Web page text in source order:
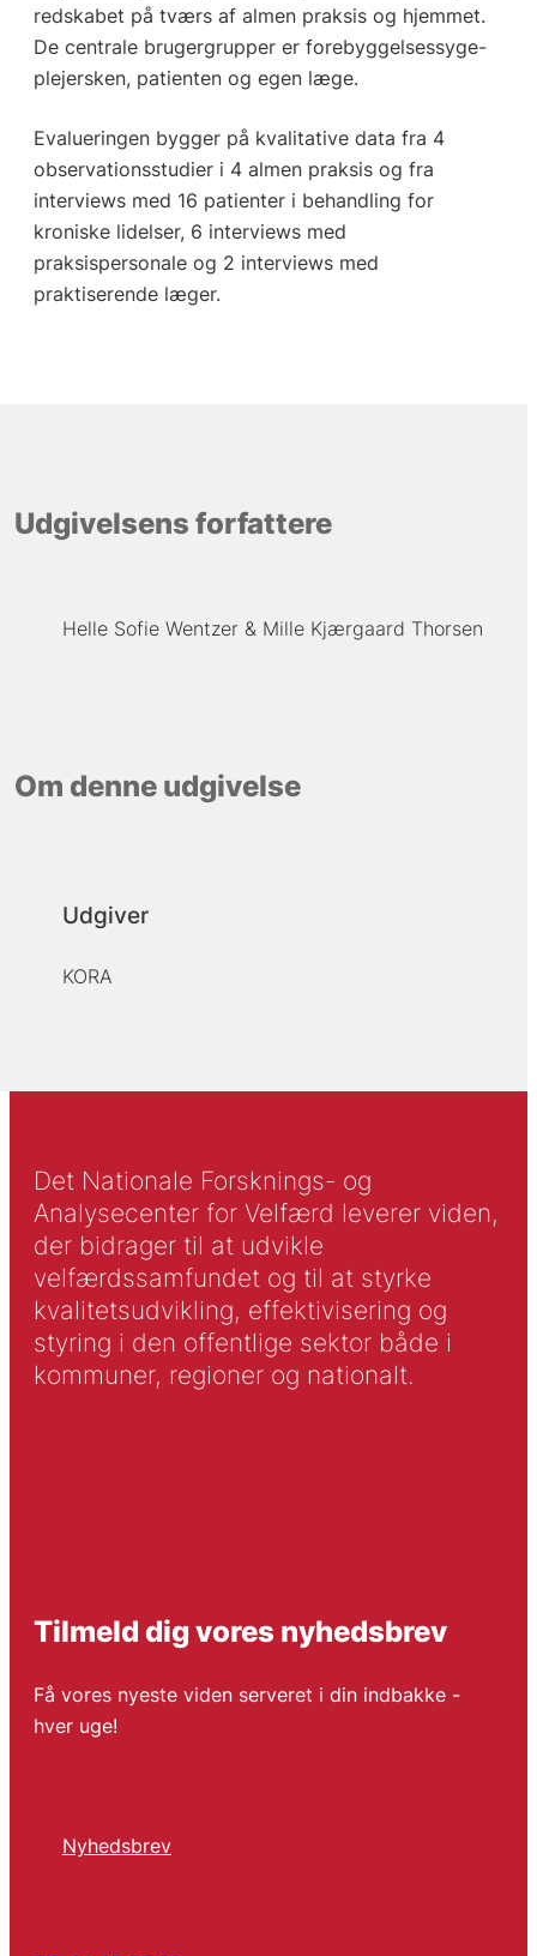
redskabet på tværs af almen praksis og hjemmet.
De centrale brugergrupper er forebyggelsessyge-
plejersken, patienten og egen læge.
Evalueringen bygger på kvalitative data fra 4
observationsstudier i 4 almen praksis og fra
interviews med 16 patienter i behandling for
kroniske lidelser, 6 interviews med
praksispersonale og 2 interviews med
praktiserende læger.
Udgivelsens forfattere
Helle Sofie Wentzer Mille Kjærgaard Thorsen
Om denne udgivelse
Udgiver
KORA
Det Nationale Forsknings- og
Analysecenter for Velfærd leverer viden,
der bidrager til at udvikle
velfærdssamfundet og til at styrke
kvalitetsudvikling, effektivisering og
styring i den offentlige sektor både i
kommuner, regioner og nationalt.
Tilmeld dig vores nyhedsbrev
Få vores nyeste viden serveret i din indbakke -
hver uge!
Nyhedsbrev